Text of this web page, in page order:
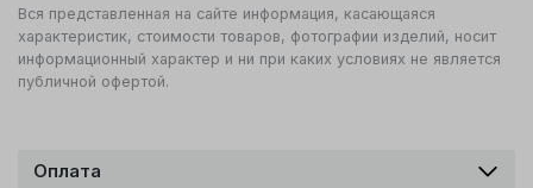
Вся представленная на сайте информация, касающаяся
характеристик, стоимости товаров, фотографии изделий, носит
информационный характер и ни при каких условиях не является
публичной офертой.
Оплата